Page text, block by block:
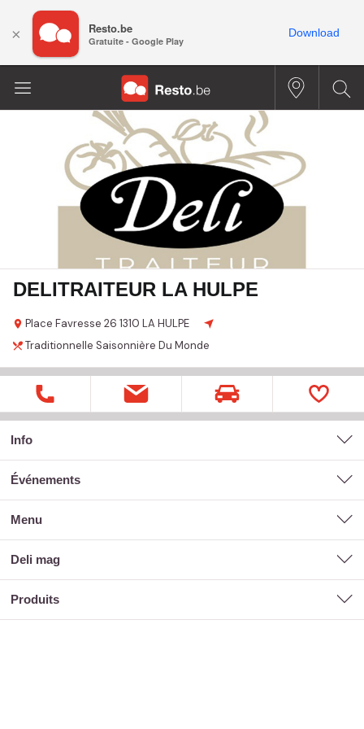
DELITRAITEUR LA HULPE
Place Favresse 26 1310 LA HULPE
Traditionnelle Saisonnière Du Monde
Info
événements
menu
deli mag
produits
× Resto.be
Gratuite - Google Play
Download